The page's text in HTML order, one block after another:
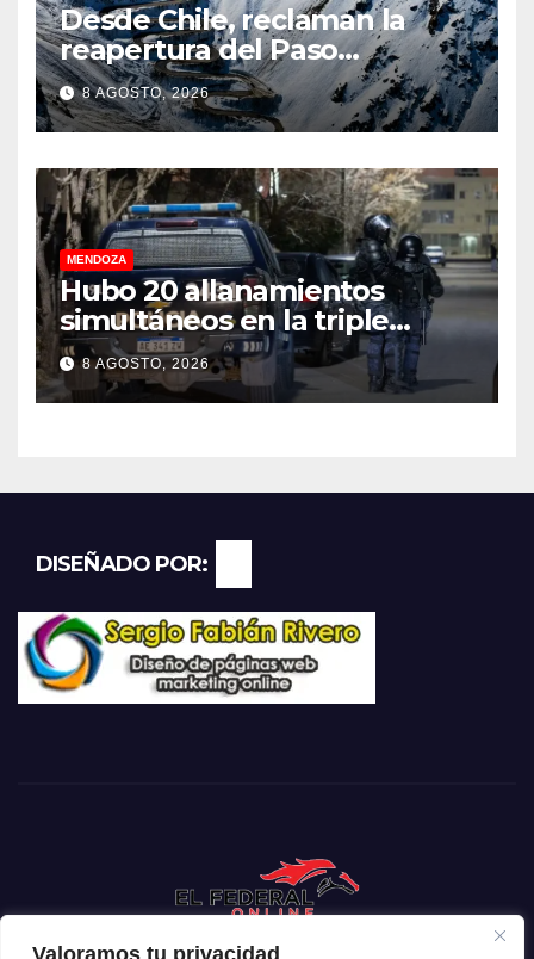
Valoramos tu privacidad
Desde Chile, reclaman la
reapertura del Paso
Internacional Los
Libertadores: pérdidas
millonarias
8 AGOSTO, 2026
MENDOZA
Hubo 20 allanamientos
simultáneos en la triple
frontera de Luján, Maipú y
Godoy Cruz
8 AGOSTO, 2026
DISEÑADO POR: